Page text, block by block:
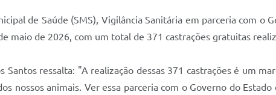
de Saúde (SMS), Vigilância Sanitária em parceria com o
maio de 2026, com um total de 371 castrações gratuitas
ressalta: "A realização dessas 371 castrações é um
nossos animais. Ver essa parceria com o Governo do